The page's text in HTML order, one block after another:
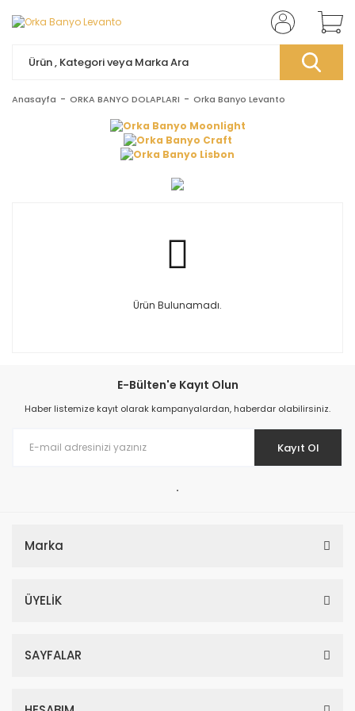
Anasayfa ORKA BANYO DOLAPLARI Orka Banyo Levanto
Ürün Bulunamadı.
E-Bülten'e Kayıt Olun
Haber listemize kayıt olarak kampanyalardan, haberdar olabilirsiniz.
Kayıt Ol
.
Marka
ÜYELİK
SAYFALAR